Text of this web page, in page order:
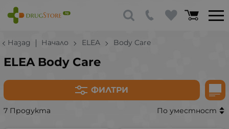
Назад Начало ELEA Body Care
ELEA Body Care
ФИЛТРИ
7 Продукта По уместност